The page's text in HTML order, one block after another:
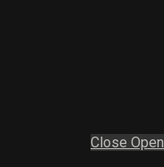
Close Open